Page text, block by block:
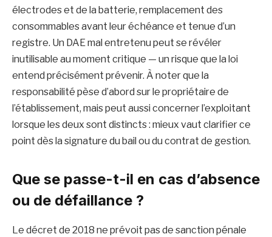
électrodes et de la batterie, remplacement des
consommables avant leur échéance et tenue d’un
registre. Un DAE mal entretenu peut se révéler
inutilisable au moment critique — un risque que la loi
entend précisément prévenir. À noter que la
responsabilité pèse d’abord sur le propriétaire de
l’établissement, mais peut aussi concerner l’exploitant
lorsque les deux sont distincts : mieux vaut clarifier ce
point dès la signature du bail ou du contrat de gestion.
Que se passe-t-il en cas d’absence
ou de défaillance ?
Le décret de 2018 ne prévoit pas de sanction pénale